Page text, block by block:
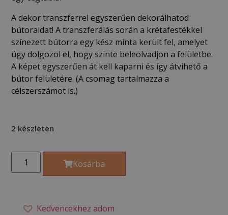
A dekor transzferrel egyszerűen dekorálhatod
bútoraidat! A transzferálás során a krétafestékkel
színezett bútorra egy kész minta került fel, amelyet
úgy dolgozol el, hogy szinte beleolvadjon a felületbe.
A képet egyszerűen át kell kaparni és így átvihető a
bútor felületére. (A csomag tartalmazza a
célszerszámot is.)
2 készleten
Kosárba
Kedvencekhez adom